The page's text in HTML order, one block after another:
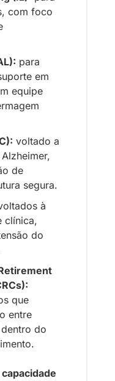
com foco
para
em
equipe
voltado a
de
segura.
à
clínica,
do
que
entre
do
capacidade